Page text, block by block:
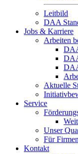
Leitbild
DAA
Jobs & Karriere
Arbeiten
Aktuelle
Service
Unser
Für
Kontakt